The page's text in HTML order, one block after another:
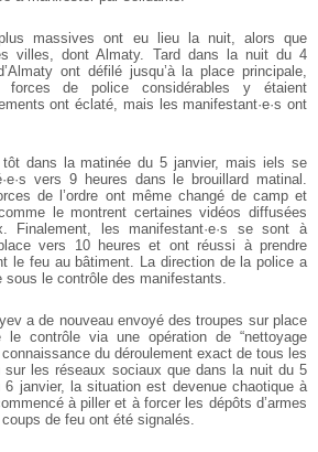
massives ont eu lieu la nuit, alors que
villes, dont Almaty. Tard dans la nuit du 4
ont défilé jusqu’à la place principale,
de police considérables y étaient
ont éclaté, mais les manifestant·e·s ont
tôt dans la matinée du 5 janvier, mais iels se
vers 9 heures dans le brouillard matinal.
de l’ordre ont même changé de camp et
le montrent certaines vidéos diffusées
Finalement, les manifestant·e·s se sont à
vers 10 heures et ont réussi à prendre
le feu au bâtiment. La direction de la police a
le contrôle des manifestants.
a de nouveau envoyé des troupes sur place
le contrôle via une opération de “nettoyage
connaissance du déroulement exact de tous les
sur les réseaux sociaux que dans la nuit du 5
janvier, la situation est devenue chaotique à
à piller et à forcer les dépôts d’armes
de feu ont été signalés.